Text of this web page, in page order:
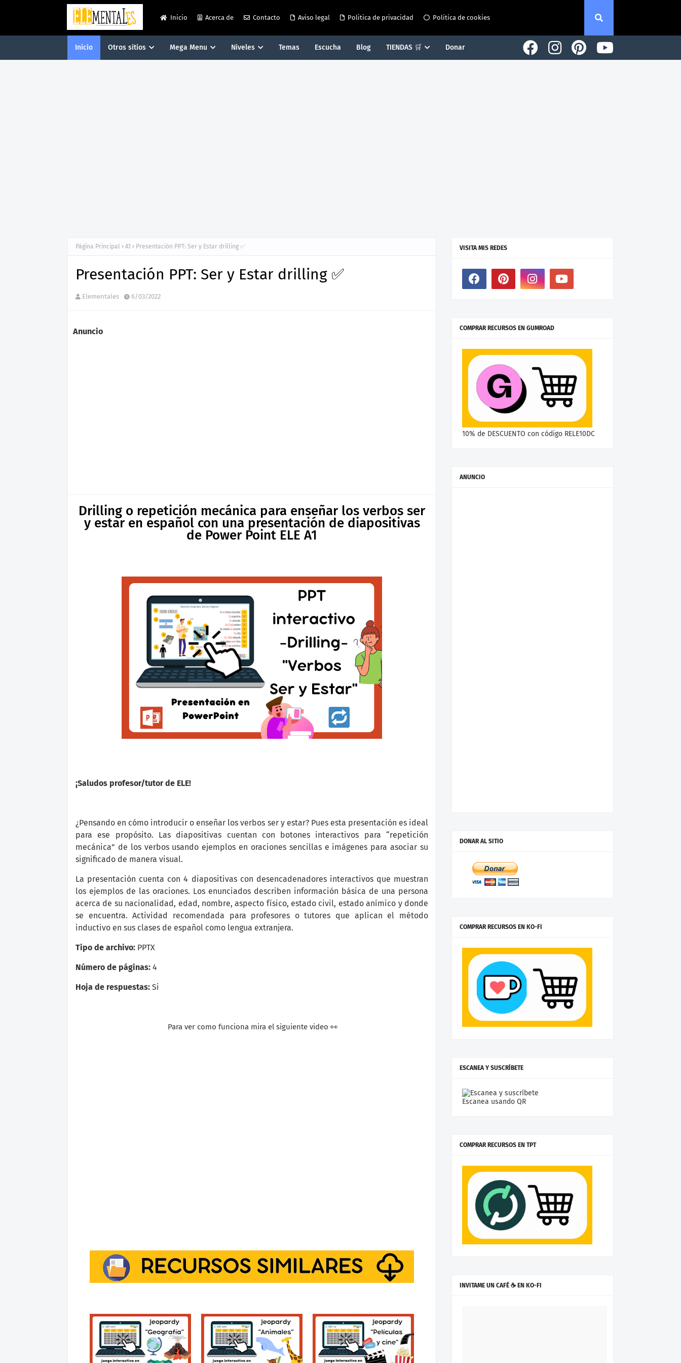
Inicio Acerca de Contacto Aviso legal Politica de privacidad Politica de cookies
Inicio Otros sitios Mega Menu Niveles Temas Escucha Blog TIENDAS 🛒 Donar
Página Principal A1 Presentación PPT: Ser y Estar drilling ✅
Presentación PPT: Ser y Estar drilling ✅
Elementales 6/03/2022
Anuncio
Drilling o repetición mecánica para enseñar los verbos ser
y estar en español con una presentación de diapositivas
de Power Point ELE A1
¡Saludos profesor/tutor de ELE!
¿Pensando en cómo introducir o enseñar los verbos ser y estar? Pues esta presentación es ideal
para ese propósito. Las diapositivas cuentan con botones interactivos para “repetición
mecánica” de los verbos usando ejemplos en oraciones sencillas e imágenes para asociar su
significado de manera visual.
La presentación cuenta con 4 diapositivas con desencadenadores interactivos que muestran
los ejemplos de las oraciones. Los enunciados describen información básica de una persona
acerca de su nacionalidad, edad, nombre, aspecto físico, estado civil, estado anímico y donde
se encuentra. Actividad recomendada para profesores o tutores que aplican el método
inductivo en sus clases de español como lengua extranjera.
Tipo de archivo: PPTX
Número de páginas: 4
Hoja de respuestas: Si
Para ver como funciona mira el siguiente video 👀
VISITA MIS REDES
COMPRAR RECURSOS EN GUMROAD
10% de DESCUENTO con código RELE10DC
ANUNCIO
DONAR AL SITIO
COMPRAR RECURSOS EN KO-FI
ESCANEA Y SUSCRÍBETE
Escanea usando QR
COMPRAR RECURSOS EN TPT
INVITAME UN CAFÉ ☕ EN KO-FI